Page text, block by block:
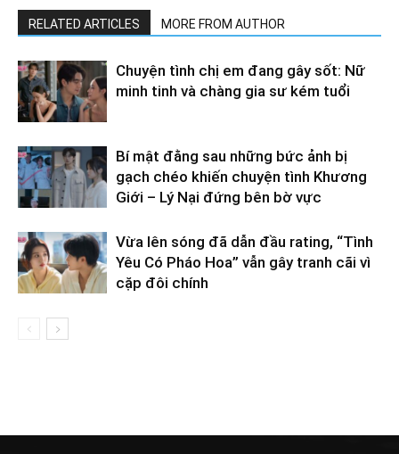
RELATED ARTICLES MORE FROM AUTHOR
Chuyện tình chị em đang gây sốt: Nữ
minh tinh và chàng gia sư kém tuổi
Bí mật đằng sau những bức ảnh bị
gạch chéo khiến chuyện tình Khương
Giới – Lý Nại đứng bên bờ vực
Vừa lên sóng đã dẫn đầu rating, “Tình
Yêu Có Pháo Hoa” vẫn gây tranh cãi vì
cặp đôi chính